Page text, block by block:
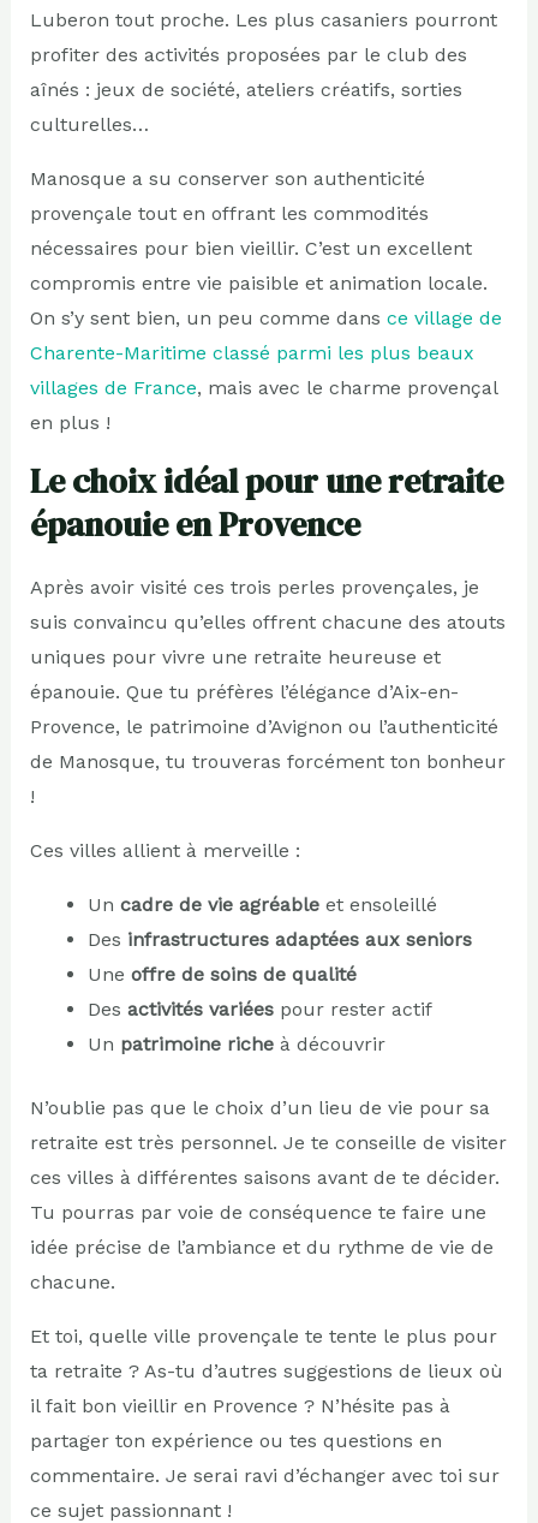
Luberon tout proche. Les plus casaniers pourront
profiter des activités proposées par le club des
aînés : jeux de société, ateliers créatifs, sorties
culturelles…
Manosque a su conserver son authenticité
provençale tout en offrant les commodités
nécessaires pour bien vieillir. C’est un excellent
compromis entre vie paisible et animation locale.
On s’y sent bien, un peu comme dans ce village de
Charente-Maritime classé parmi les plus beaux
villages de France, mais avec le charme provençal
en plus !
Le choix idéal pour une retraite
épanouie en Provence
Après avoir visité ces trois perles provençales, je
suis convaincu qu’elles offrent chacune des atouts
uniques pour vivre une retraite heureuse et
épanouie. Que tu préfères l’élégance d’Aix-en-
Provence, le patrimoine d’Avignon ou l’authenticité
de Manosque, tu trouveras forcément ton bonheur
!
Ces villes allient à merveille :
Un cadre de vie agréableet ensoleillé
Des infrastructures adaptées aux seniors
Une offre de soins de qualité
Des activités variéespour rester actif
Un patrimoine richeà découvrir
N’oublie pas que le choix d’un lieu de vie pour sa
retraite est très personnel. Je te conseille de visiter
ces villes à différentes saisons avant de te décider.
Tu pourras par voie de conséquence te faire une
idée précise de l’ambiance et du rythme de vie de
chacune.
Et toi, quelle ville provençale te tente le plus pour
ta retraite ? As-tu d’autres suggestions de lieux où
il fait bon vieillir en Provence ? N’hésite pas à
partager ton expérience ou tes questions en
commentaire. Je serai ravi d’échanger avec toi sur
ce sujet passionnant !